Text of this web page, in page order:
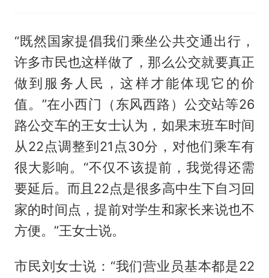
“既然国家提倡我们乘坐公共交通出行，
许多市民也这样做了，那么公交就要真正
做到服务人民，这样才能体现它的价
值。”在小西门（东风西路）公交站等26
路公交车的王女士认为，如果末班车时间
从22点调整到21点30分，对他们乘车有
很大影响。“不仅不该提前，我觉得还需
要延后。而且22点是很多高中生下自习回
家的时间点，提前对学生和家长来说也不
方便。”王女士说。
市民刘女士说：“我们营业员基本都是22